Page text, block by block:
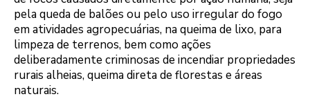
pela queda de balões ou pelo uso irregular do fogo
em atividades agropecuárias, na queima de lixo, para
limpeza de terrenos, bem como ações
deliberadamente criminosas de incendiar propriedades
rurais alheias, queima direta de florestas e áreas
naturais.